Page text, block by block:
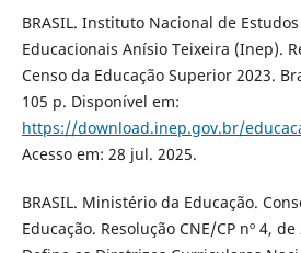
BRASIL. Instituto Nacional de
Educacionais Anísio Teixeira (Inep).
Censo da Educação Superior 2023.
105 p. Disponível em:
https://download.inep.gov.br/
Acesso em: 28 jul. 2025.
BRASIL. Ministério da Educação.
Educação. Resolução CNE/CP nº 4,